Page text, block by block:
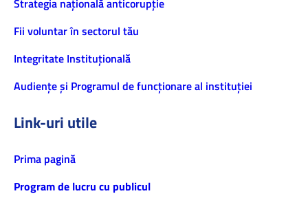
Strategia națională anticorupție
Fii voluntar în sectorul tău
Integritate Instituțională
Audiențe și Programul de funcționare al instituției
Link-uri utile
Prima pagină
Program de lucru cu publicul